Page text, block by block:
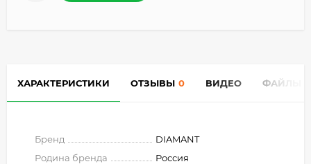
ХАРАКТЕРИСТИКИ ОТЗЫВЫ 0 ВИДЕО ФАЙЛЫ
Бренд
DIAMANT
Родина бренда
Россия